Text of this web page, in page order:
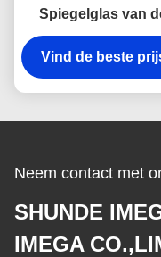
Spiegelglas van
Make-upspiegel
Draaibare de
Lasergravure Met
Vind de beste
Neem contact met
SHUNDE
IMEGA